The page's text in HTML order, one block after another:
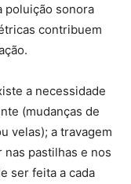
poluição sonora
contribuem
a necessidade
(mudanças de
velas); a travagem
pastilhas e nos
ser feita a cada